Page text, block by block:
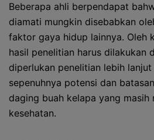
Beberapa ahli berpendapat
diamati mungkin disebabkan
faktor gaya hidup lainnya. Oleh
hasil penelitian harus dilakukan
diperlukan penelitian lebih
sepenuhnya potensi dan
daging buah kelapa yang masih
kesehatan.